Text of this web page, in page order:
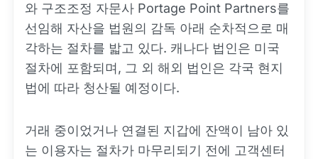
와 구조조정 자문사 Portage Point Partners를
선임해 자산을 법원의 감독 아래 순차적으로 매
각하는 절차를 밟고 있다. 캐나다 법인은 미국
절차에 포함되며, 그 외 해외 법인은 각국 현지
법에 따라 청산될 예정이다.
거래 중이었거나 연결된 지갑에 잔액이 남아 있
는 이용자는 절차가 마무리되기 전에 고객센터